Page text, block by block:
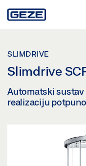
to
SLIMDRIVE
Slimdrive
Automatski
realizaciju